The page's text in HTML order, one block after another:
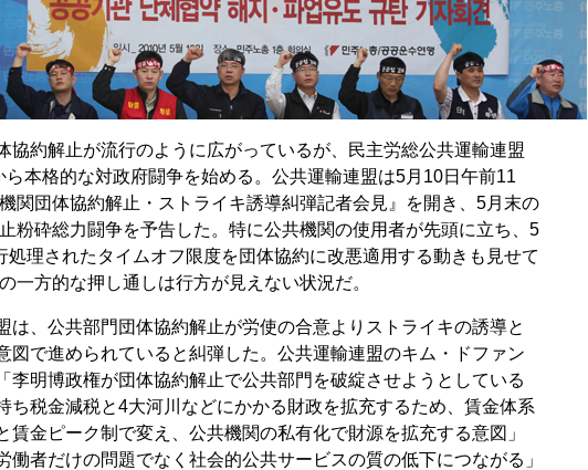
協約解止が流行のように広がっているが、民主労総公共運輸連盟
ら本格的な対政府闘争を始める。公共運輸連盟は5月10日午前11
関団体協約解止・ストライキ誘導糾弾記者会見』を開き、5月末の
粉砕総力闘争を予告した。特に公共機関の使用者が先頭に立ち、5
処理されたタイムオフ限度を団体協約に改悪適用する動きも見せて
一方的な押し通しは行方が見えない状況だ。
は、公共部門団体協約解止が労使の合意よりストライキの誘導と
図で進められていると糾弾した。公共運輸連盟のキム・ドファン
李明博政権が団体協約解止で公共部門を破綻させようとしている
ち税金減税と4大河川などにかかる財政を拡充するため、賃金体系
賃金ピーク制で変え、公共機関の私有化で財源を拡充する意図」
働者だけの問題でなく社会的公共サービスの質の低下につながる」